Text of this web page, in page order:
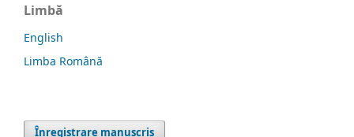
Limbă
English
Limba Română
Înregistrare manuscris